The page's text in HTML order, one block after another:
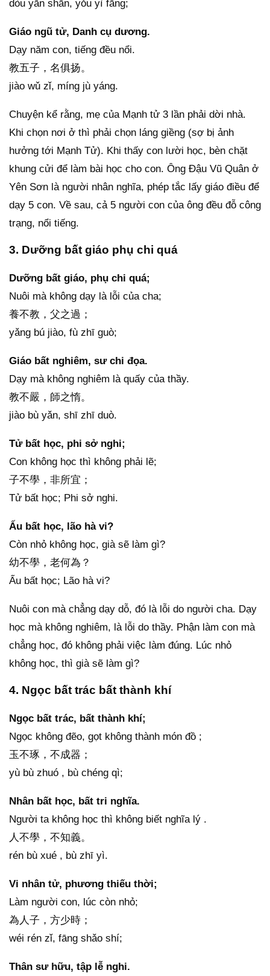
dòu yān shān, yǒu yì fāng;
Giáo ngũ tử, Danh cụ dương.
Dạy năm con, tiếng đều nổi.
教五子，名俱扬。
jiào wǔ zǐ, míng jù yáng.
Chuyện kể rằng, mẹ của Mạnh tử 3 lần phải dời nhà.
Khi chọn nơi ở thì phải chọn láng giềng (sợ bị ảnh
hưởng tới Mạnh Tử). Khi thấy con lười học, bèn chặt
khung cửi để làm bài học cho con. Ông Đậu Vũ Quân ở
Yên Sơn là người nhân nghĩa, phép tắc lấy giáo điều để
dạy 5 con. Về sau, cả 5 người con của ông đều đỗ công
trạng, nổi tiếng.
3. Dưỡng bất giáo phụ chi quá
Dưỡng bất giáo, phụ chi quá;
Nuôi mà không dạy là lỗi của cha;
養不教，父之過；
yǎng bú jiào, fù zhī guò;
Giáo bất nghiêm, sư chi đọa.
Dạy mà không nghiêm là quấy của thầy.
教不嚴，師之惰。
jiào bù yǎn, shī zhī duò.
Tử bất học, phi sở nghi;
Con không học thì không phải lẽ;
子不學，非所宜；
Tử bất học; Phi sở nghi.
Ấu bất học, lão hà vi?
Còn nhỏ không học, già sẽ làm gì?
幼不學，老何為？
Ấu bất học; Lão hà vi?
Nuôi con mà chẳng dạy dỗ, đó là lỗi do người cha. Dạy
học mà không nghiêm, là lỗi do thầy. Phận làm con mà
chẳng học, đó không phải việc làm đúng. Lúc nhỏ
không học, thì già sẽ làm gì?
4. Ngọc bất trác bất thành khí
Ngọc bất trác, bất thành khí;
Ngọc không đẽo, gọt không thành món đồ ;
玉不琢，不成器；
yù bù zhuó , bù chéng qì;
Nhân bất học, bất tri nghĩa.
Người ta không học thì không biết nghĩa lý .
人不學，不知義。
rén bù xué , bù zhī yì.
Vi nhân tử, phương thiếu thời;
Làm người con, lúc còn nhỏ;
為人子，方少時；
wéi rén zǐ, fāng shǎo shí;
Thân sư hữu, tập lễ nghi.